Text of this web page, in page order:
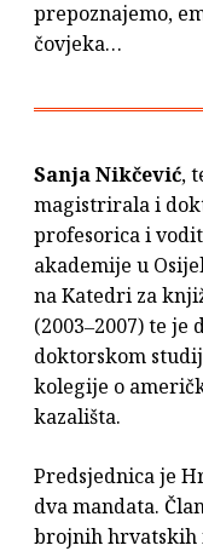
prepoznajemo,
čovjeka…
Sanja Nikčević,
magistrirala i
profesorica i
akademije u
na Katedri za
(2003‒2007) te
doktorskom
kolegije o
kazališta.
Predsjednica je
dva mandata.
brojnih hrvatskih